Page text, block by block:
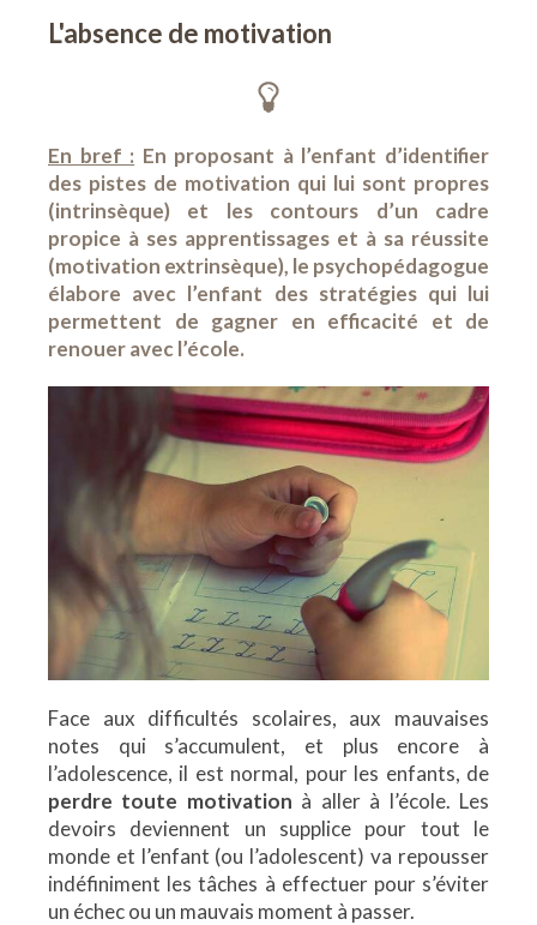
L'absence de motivation
En bref : En proposant à l’enfant d’identifier
des pistes de motivation qui lui sont propres
(intrinsèque) et les contours d’un cadre
propice à ses apprentissages et à sa réussite
(motivation extrinsèque), le psychopédagogue
élabore avec l’enfant des stratégies qui lui
permettent de gagner en efficacité et de
renouer avec l’école.
Face aux difficultés scolaires, aux mauvaises
notes qui s’accumulent, et plus encore à
l’adolescence, il est normal, pour les enfants, de
perdre toute motivation à aller à l’école. Les
devoirs deviennent un supplice pour tout le
monde et l’enfant (ou l’adolescent) va repousser
indéfiniment les tâches à effectuer pour s’éviter
un échec ou un mauvais moment à passer.